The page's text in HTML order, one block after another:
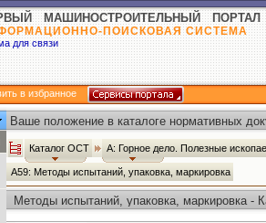
МАШИНОСТРОИТЕЛЬНЫЙ ПОРТАЛ
ПОИСКОВАЯ СИСТЕМА
для связи
в избранное
Ваше положение в каталоге нормативных
Каталог ОСТ А: Горное дело. Полезные
А59: Методы испытаний, упаковка, маркировка
Методы испытаний, упаковка, маркировка -